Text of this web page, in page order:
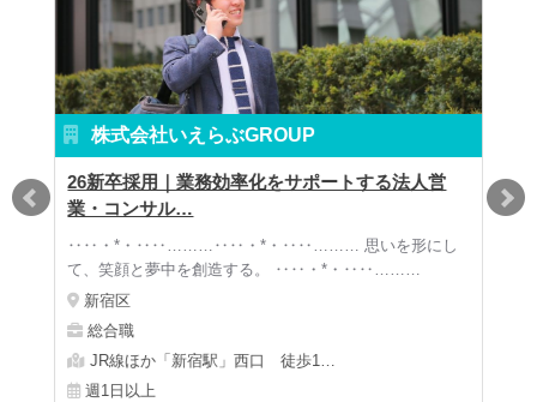
を
株式会社いえらぶGROUP
26新卒採用｜業務効率化をサポートする法人営
業・コンサル…
‥‥・*・‥‥………‥‥・*・‥‥……… 思いを形にし
て、笑顔と夢中を創造する。 ‥‥・*・‥‥………
新宿区
総合職
JR線ほか「新宿駅」西口 徒歩1…
週1日以上
永
特